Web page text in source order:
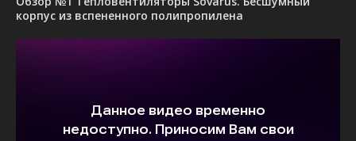
корпус из вспененного полипропилена